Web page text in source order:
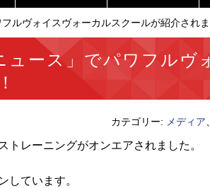
ルヴォイスヴォーカルスクールが紹介され
ース」でパワフルヴ
カテゴリー: メディア、
トレーニングがオンエアされました。
しています。